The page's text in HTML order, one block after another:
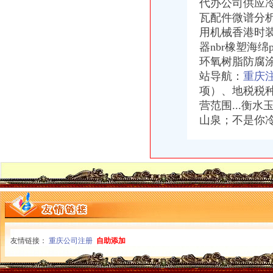
【代理记账报税公司注册注销年检变更税务咨询】-江宁百家湖易登网
【福州公司注册、记账报税、公司注销】-台江中亭街易登网
【公司注册_记账报税_公司变更_香港公司注册】-深圳市八一财富商务
【代理记账报税、公司注册、矿山证件办理】-代理记帐-包头赶集网
专业注册香港公司_香港公司注册_香港注册公司_香港公司做账报税
【代理建账、记账、网上报税代办公司注册、变更注销】-青秀新竹易
【香港公司4月报税期您准备好了吗？杭州卓信公司】-萧山南易登网
专业公司注册、代理记账报税、公司变更、注销、年报-临沂便民网
专业代理记账报税公司-大庆58同城
鑫辰财务企业官网|深圳公司注册|代理记账报税平台|高新企业技术申请|
注册南昌公司报税【今日推荐网-南昌工商/税务/财务】
香港公司报税流程-香港记帐报税-香港骏诚商务有限公司
香港公司报税缴税流程_蓝海35周年庆【免费】注册香港公司仅100名
代办公司供应
瓦配件微谱分
用机械香港时
器nbr橡塑海绵
环氧树脂防腐
站导航： 重庆
项）、地税税
营范围...衡水
山泉；不是你
友情链接： 重庆公司注册 自助添加